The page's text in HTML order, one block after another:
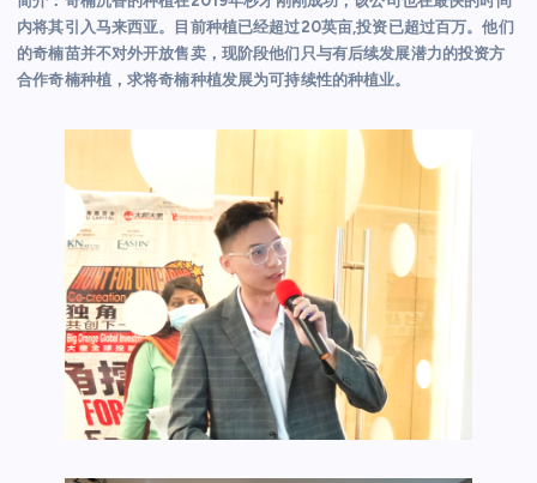
内将其引入马来西亚。目前种植已经超过20英亩,投资已超过百万。他们
的奇楠苗并不对外开放售卖，现阶段他们只与有后续发展潜力的投资方
合作奇楠种植，求将奇楠种植发展为可持续性的种植业。